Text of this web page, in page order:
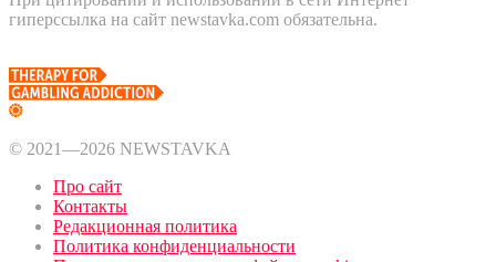
гиперссылка на сайт newstavka.com обязательна.
© 2021—2026 NEWSTAVKA
Про сайт
Контакты
Редакционная политика
Политика конфиденциальности